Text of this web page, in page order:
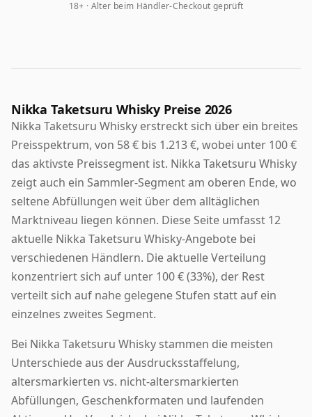
18+ · Alter beim Händler-Checkout geprüft
Nikka Taketsuru Whisky Preise 2026
Nikka Taketsuru Whisky erstreckt sich über ein breites
Preisspektrum, von 58 € bis 1.213 €, wobei unter 100 €
das aktivste Preissegment ist. Nikka Taketsuru Whisky
zeigt auch ein Sammler-Segment am oberen Ende, wo
seltene Abfüllungen weit über dem alltäglichen
Marktniveau liegen können. Diese Seite umfasst 12
aktuelle Nikka Taketsuru Whisky-Angebote bei
verschiedenen Händlern. Die aktuelle Verteilung
konzentriert sich auf unter 100 € (33%), der Rest
verteilt sich auf nahe gelegene Stufen statt auf ein
einzelnes zweites Segment.
Bei Nikka Taketsuru Whisky stammen die meisten
Unterschiede aus der Ausdrucksstaffelung,
altersmarkierten vs. nicht-altersmarkierten
Abfüllungen, Geschenkformaten und laufenden